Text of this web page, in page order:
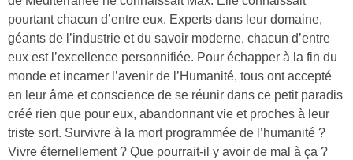
pourtant chacun d’entre eux. Experts dans leur domaine,
géants de l’industrie et du savoir moderne, chacun d’entre
eux est l’excellence personnifiée. Pour échapper à la fin du
monde et incarner l’avenir de l’Humanité, tous ont accepté
en leur âme et conscience de se réunir dans ce petit paradis
créé rien que pour eux, abandonnant vie et proches à leur
triste sort. Survivre à la mort programmée de l’humanité ?
Vivre éternellement ? Que pourrait-il y avoir de mal à ça ?